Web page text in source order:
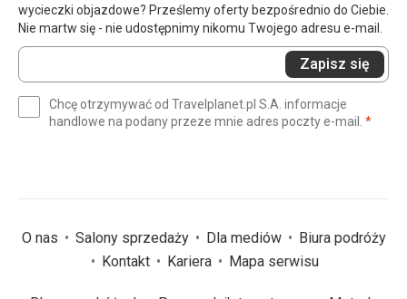
wycieczki objazdowe? Prześlemy oferty bezpośrednio do Ciebie.
Nie martw się - nie udostępnimy nikomu Twojego adresu e-mail.
Wprowadź
swój
(wymagane)
Zapisz się
Chcę otrzymywać od Travelplanet.pl S.A. informacje
handlowe na podany przeze mnie adres poczty e-mail. *
O nas Salony sprzedaży Dla mediów
Biura podróży
Kontakt
Kariera Mapa serwisu